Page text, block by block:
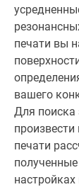
печати вы
вашего
Для поиска
произвести
печати
настройках